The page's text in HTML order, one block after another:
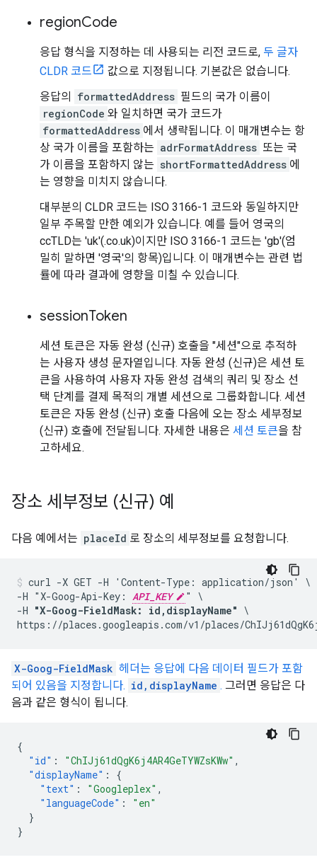
regionCode
응답 형식을 지정하는 데 사용되는 리전 코드로, 두 글자
CLDR 코드
값으로 지정됩니다. 기본값은 없습니다.
응답의
formattedAddress 필드의 국가 이름이
regionCode 와 일치하면 국가 코드가
formattedAddress 에서 생략됩니다. 이 매개변수는 항
상 국가 이름을 포함하는 adrFormatAddress 또는 국
가 이름을 포함하지 않는 shortFormattedAddress 에
는 영향을 미치지 않습니다.
대부분의 CLDR 코드는 ISO 3166-1 코드와 동일하지만
일부 주목할 만한 예외가 있습니다. 예를 들어 영국의
ccTLD는 'uk'(.co.uk)이지만 ISO 3166-1 코드는 'gb'(엄
밀히 말하면 '영국'의 항목)입니다. 이 매개변수는 관련 법
률에 따라 결과에 영향을 미칠 수 있습니다.
sessionToken
세션 토큰은 자동 완성 (신규) 호출을 "세션"으로 추적하
는 사용자 생성 문자열입니다. 자동 완성 (신규)은 세션 토
큰을 사용하여 사용자 자동 완성 검색의 쿼리 및 장소 선
택 단계를 결제 목적의 개별 세션으로 그룹화합니다. 세션
토큰은 자동 완성 (신규) 호출 다음에 오는 장소 세부정보
(신규) 호출에 전달됩니다. 자세한 내용은 세션 토큰을 참
고하세요.
장소 세부정보 (신규) 예
다음 예에서는 placeId 로 장소의 세부정보를 요청합니다.
curl -X GET -H 'Content-Type: application/json' \
-H "X-Goog-Api-Key: API_KEY
" \
-H "X-Goog-FieldMask: id,displayName" \
https://places.googleapis.com/v1/places/
X-Goog-FieldMask 헤더는 응답에 다음 데이터 필드가 포함
되어 있음을 지정합니다. id,displayName . 그러면 응답은 다
음과 같은 형식이 됩니다.
{
"id" : "ChIJj61dQgK6j4AR4GeTYWZsKWw" ,
"displayName" :
{
"text" : "Googleplex" ,
"languageCode" :
"en"
}
}